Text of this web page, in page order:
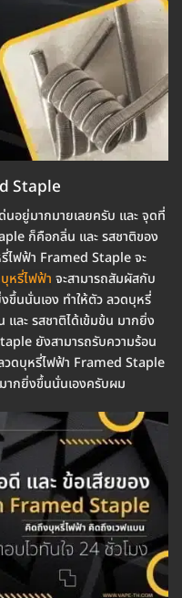
Staple
อยู่มากมายเลยครับ และ จุดที่
ก็คือกลิ่น และ รสชาติของ
ไฟฟ้า Framed Staple จะ
หรี่ไฟฟ้า จะสามารถสัมผัสกับ
นนั่นเอง ทำให้ตัว ลวดบุหรี่
ละ รสชาติได้เข้มข้น มากยิ่ง
ยังสามารถรับความร้อน
วดบุหรี่ไฟฟ้า Framed Staple
ากยิ่งขึ้นนั่นเองครับผม